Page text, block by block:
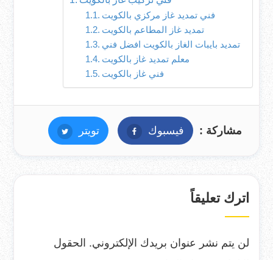
تمديد غاز المطاعم بالكويت
تمديد بايبات الغاز بالكويت افضل فني
فني غاز بالكويت
مشاركة : فيسبوك فيسبوكتويتر تويتر
اترك تعليقاً
لن يتم نشر عنوان بريدك الإلكتروني. الحقول